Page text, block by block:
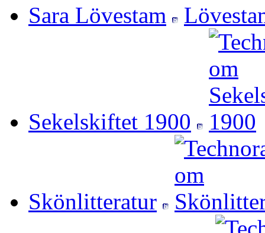
Sara Lövestam
Sekelskiftet 1900
Skönlitteratur